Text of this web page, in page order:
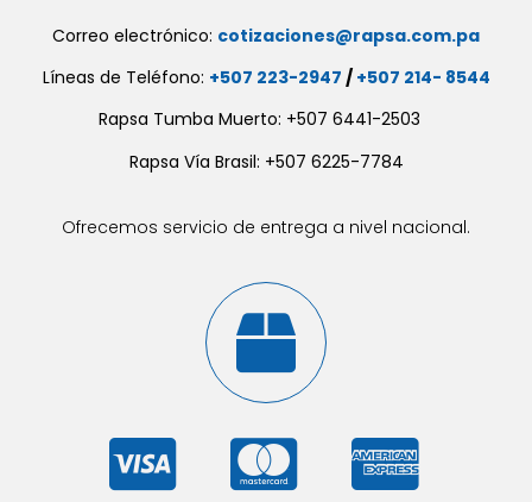
Correo electrónico: cotizaciones@rapsa.com.pa
Líneas de Teléfono: +507 223-2947 / +507 214- 8544
Rapsa Tumba Muerto: +507 6441-2503
Rapsa Vía Brasil: +507 6225-7784
Ofrecemos servicio de entrega a nivel nacional.